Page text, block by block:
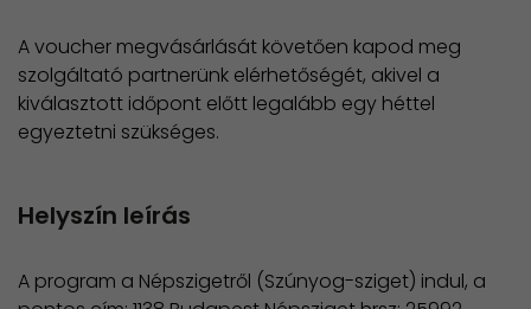
A voucher megvásárlását követően kapod meg
szolgáltató partnerünk elérhetőségét, akivel a
kiválasztott időpont előtt legalább egy héttel
egyeztetni szükséges.
Helyszín leírás
A program a Népszigetről (Szúnyog-sziget) indul, a